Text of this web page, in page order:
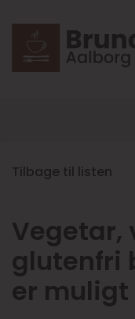
Tilbage til listen
Vegetar,
glutenfri
er muligt